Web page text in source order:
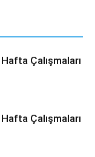
Çalışmaları
Çalışmaları